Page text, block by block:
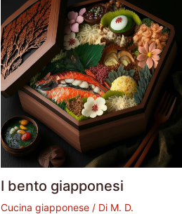
I bento giapponesi
Cucina giapponese / Di M. D.